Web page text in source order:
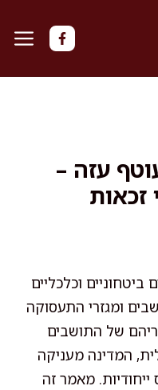
עזה –
זכאות
וכלכליים
ומגזרי התעסוקה
של התושבים
המדינה מעניקה
מאמר זה